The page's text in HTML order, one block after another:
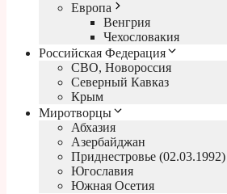
Европа
Венгрия
Чехословакия
Российская Федерация
СВО, Новороссия
Северный Кавказ
Крым
Миротворцы
Абхазия
Азербайджан
Приднестровье (02.03.1992)
Югославия
Южная Осетия